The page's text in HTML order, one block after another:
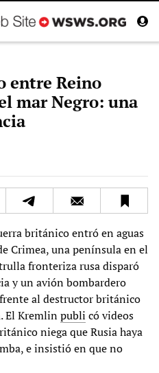
entre Reino
mar Negro: una
británico entró en aguas
Crimea, una península en el
fronteriza rusa disparó
y un avión bombardero
al destructor británico
El Kremlinpubli có videos
niega que Rusia haya
e insistió en que no